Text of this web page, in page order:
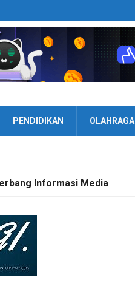
PENDIDIKAN OLAHRAGA
Informasi Media